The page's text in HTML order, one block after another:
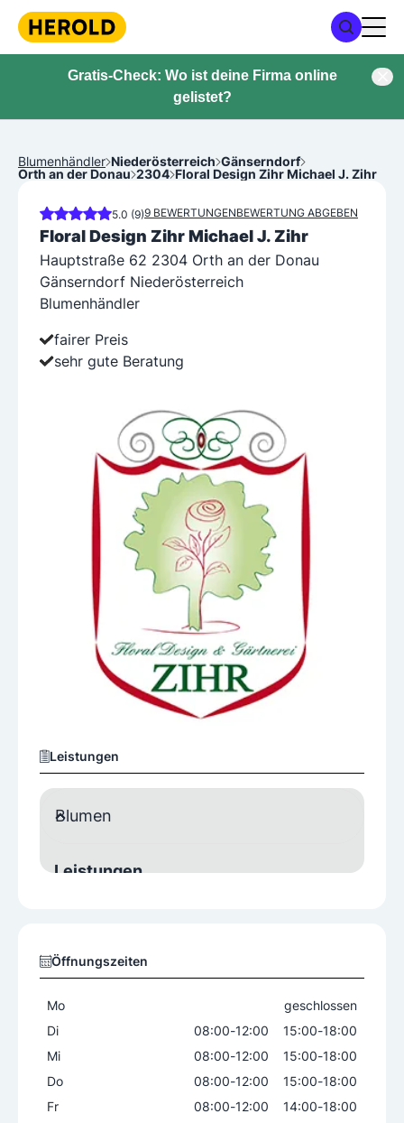
Gratis-Check: Wo ist deine Firma online
gelistet?
Blumenhändler Niederösterreich Gänserndorf
Orth an der Donau 2304 Floral Design Zihr Michael J. Zihr
5.0 (9)9 BEWERTUNGENBEWERTUNG ABGEBEN
Floral Design Zihr Michael J. Zihr
Hauptstraße 62 2304 Orth an der Donau
Gänserndorf Niederösterreich
Blumenhändler
fairer Preis
sehr gute Beratung
Leistungen
Blumen
Leistungen
Festtagsfloristik
Hochzeitsfloristik
Produkte
Balkon- und Terrassenpflanzen
Blumensträuße
Öffnungszeiten
Mo
geschlossen
Di
08:00-12:00 15:00-18:00
Mi
08:00-12:00 15:00-18:00
Do
08:00-12:00 15:00-18:00
Fr
08:00-12:00 14:00-18:00